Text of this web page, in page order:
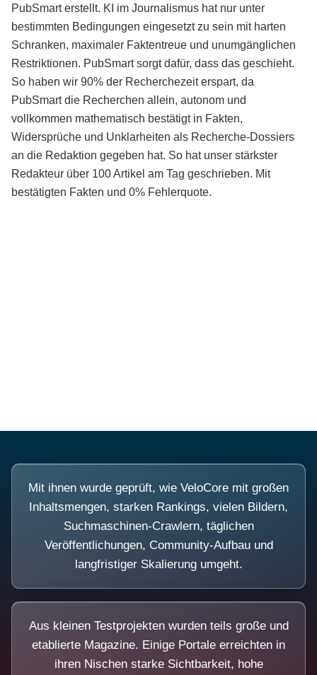
PubSmart erstellt. KI im Journalismus hat nur unter
bestimmten Bedingungen eingesetzt zu sein mit harten
Schranken, maximaler Faktentreue und unumgänglichen
Restriktionen. PubSmart sorgt dafür, dass das geschieht.
So haben wir 90% der Recherchezeit erspart, da
PubSmart die Recherchen allein, autonom und
vollkommen mathematisch bestätigt in Fakten,
Widersprüche und Unklarheiten als Recherche-Dossiers
an die Redaktion gegeben hat. So hat unser stärkster
Redakteur über 100 Artikel am Tag geschrieben. Mit
bestätigten Fakten und 0% Fehlerquote.
Mit ihnen wurde geprüft, wie VeloCore mit großen
Inhaltsmengen, starken Rankings, vielen Bildern,
Suchmaschinen-Crawlern, täglichen
Veröffentlichungen, Community-Aufbau und
langfristiger Skalierung umgeht.
Aus kleinen Testprojekten wurden teils große und
etablierte Magazine. Einige Portale erreichten in
ihren Nischen starke Sichtbarkeit, hohe